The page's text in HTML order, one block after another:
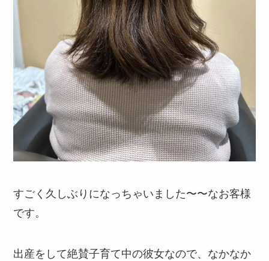
すごく久しぶりになっちゃいました〜〜なお客様
です。
出産をして絶賛子育て中の彼女なので、なかなか